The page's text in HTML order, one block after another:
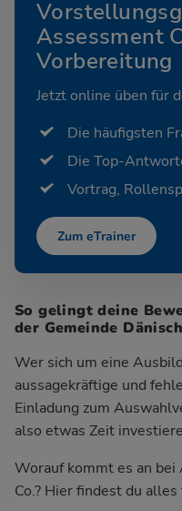
Assessment
Vorbereitung
Jetzt online üben für
Die häufigsten
Die Top-
Vortrag,
Zum eTrainer
So gelingt deine
der Gemeinde
Wer sich um eine
aussagekräftige und
Einladung zum
also etwas Zeit
Worauf kommt es an bei
Co.? Hier findest du